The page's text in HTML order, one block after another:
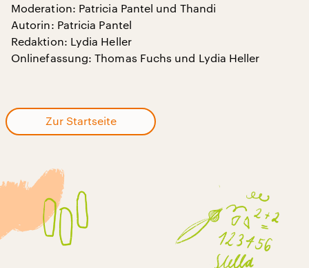
Moderation: Patricia Pantel und Thandi
Autorin: Patricia Pantel
Redaktion: Lydia Heller
Onlinefassung: Thomas Fuchs und Lydia Heller
Zur Startseite